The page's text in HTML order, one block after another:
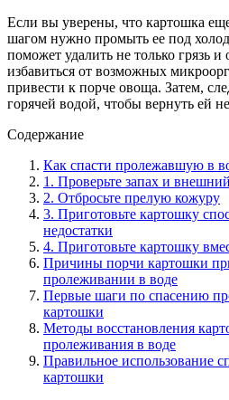
Если вы уверены, что картошка
шагом нужно промыть ее под
поможет удалить не только грязь
избавиться от возможных
привести к порче овоща. Затем,
горячей водой, чтобы вернуть ей
Содержание
Как спасти пролежавшую в
1. Проверьте запах и
2. Отбросьте прелую кожуру
3. Приготовьте картошку
недостатки
4. Приготовьте картошку
Причины порчи картошки
пролеживании в воде
Первые шаги по спасению
картошки
Методы восстановления
пролеживания в воде
Правильное использование
картошки